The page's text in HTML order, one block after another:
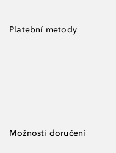
Platební metody
Možnosti doručení